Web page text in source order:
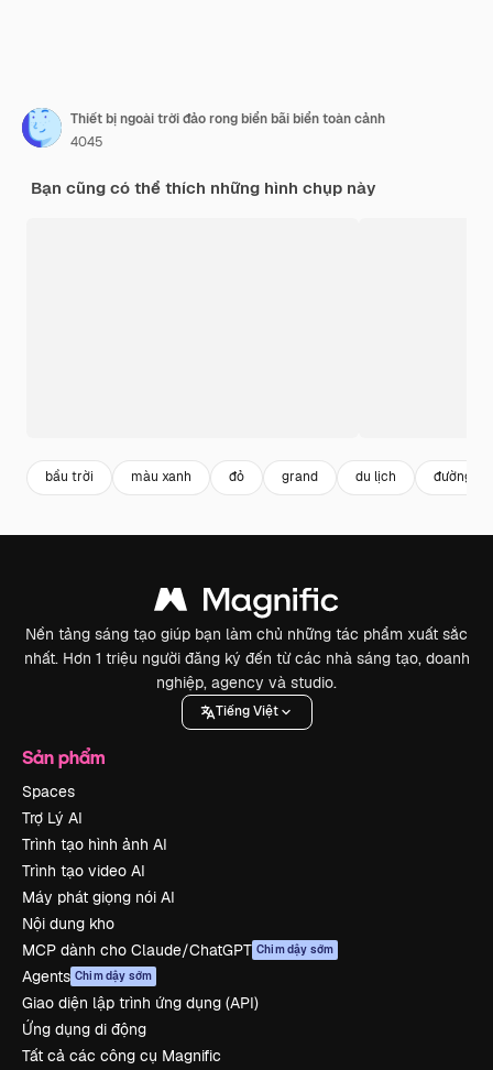
Thiết bị ngoài trời đảo rong biển bãi biển toàn cảnh
4045
Bạn cũng có thể thích những hình chụp này
bầu trời màu xanh đỏ grand du lịch đường
Nền tảng sáng tạo giúp bạn làm chủ những tác phẩm xuất sắc
nhất. Hơn 1 triệu người đăng ký đến từ các nhà sáng tạo, doanh
nghiệp, agency và studio.
Tiếng Việt
Sản phẩm
Spaces
Trợ Lý AI
Trình tạo hình ảnh AI
Trình tạo video AI
Máy phát giọng nói AI
Nội dung kho
MCP dành cho Claude/ChatGPT Chim dậy sớm
Agents Chim dậy sớm
Giao diện lập trình ứng dụng (API)
Ứng dụng di động
Tất cả các công cụ Magnific